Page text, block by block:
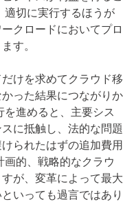
適切に実行するほうが
クロードにおいてプロ
す。
けを求めてクラウド移
った結果につながりか
進めると、主要シス
に抵触し、法的な問題
られたはずの追加費用
的、戦略的なクラウ
が、変革によって最大
いっても過言ではあり